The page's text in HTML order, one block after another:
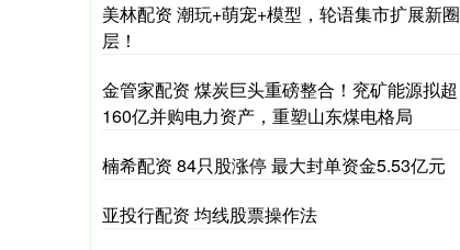
美林配资 潮玩+萌宠+模型，轮语集市扩展新圈
层！
金管家配资 煤炭巨头重磅整合！兖矿能源拟超
160亿并购电力资产，重塑山东煤电格局
楠希配资 84只股涨停 最大封单资金5.53亿元
亚投行配资 均线股票操作法